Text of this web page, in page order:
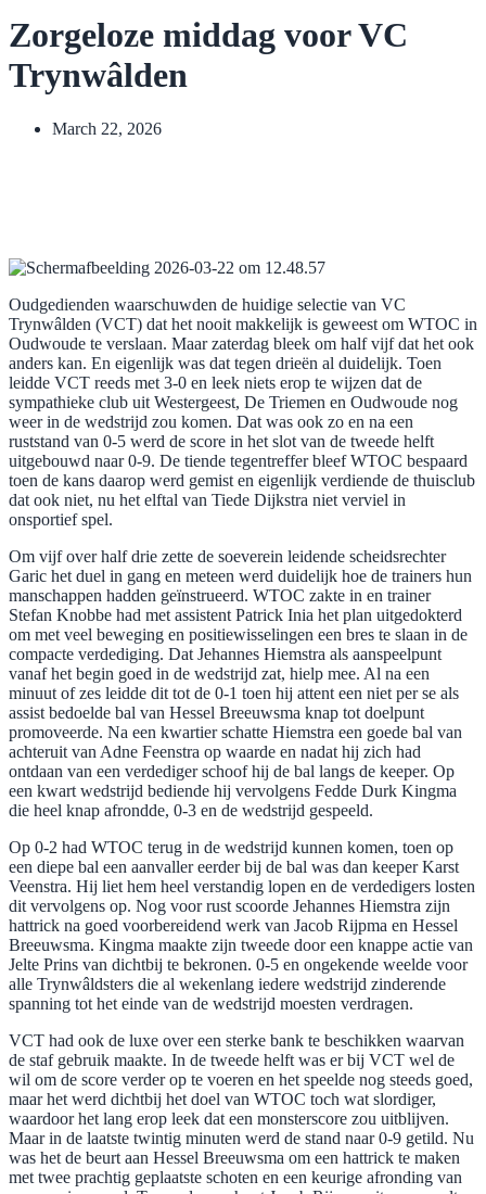
Zorgeloze middag voor VC
Trynwâlden
March 22, 2026
Oudgedienden waarschuwden de huidige selectie van VC
Trynwâlden (VCT) dat het nooit makkelijk is geweest om WTOC in
Oudwoude te verslaan. Maar zaterdag bleek om half vijf dat het ook
anders kan. En eigenlijk was dat tegen drieën al duidelijk. Toen
leidde VCT reeds met 3-0 en leek niets erop te wijzen dat de
sympathieke club uit Westergeest, De Triemen en Oudwoude nog
weer in de wedstrijd zou komen. Dat was ook zo en na een
ruststand van 0-5 werd de score in het slot van de tweede helft
uitgebouwd naar 0-9. De tiende tegentreffer bleef WTOC bespaard
toen de kans daarop werd gemist en eigenlijk verdiende de thuisclub
dat ook niet, nu het elftal van Tiede Dijkstra niet verviel in
onsportief spel.
Om vijf over half drie zette de soeverein leidende scheidsrechter
Garic het duel in gang en meteen werd duidelijk hoe de trainers hun
manschappen hadden geïnstrueerd. WTOC zakte in en trainer
Stefan Knobbe had met assistent Patrick Inia het plan uitgedokterd
om met veel beweging en positiewisselingen een bres te slaan in de
compacte verdediging. Dat Jehannes Hiemstra als aanspeelpunt
vanaf het begin goed in de wedstrijd zat, hielp mee. Al na een
minuut of zes leidde dit tot de 0-1 toen hij attent een niet per se als
assist bedoelde bal van Hessel Breeuwsma knap tot doelpunt
promoveerde. Na een kwartier schatte Hiemstra een goede bal van
achteruit van Adne Feenstra op waarde en nadat hij zich had
ontdaan van een verdediger schoof hij de bal langs de keeper. Op
een kwart wedstrijd bediende hij vervolgens Fedde Durk Kingma
die heel knap afrondde, 0-3 en de wedstrijd gespeeld.
Op 0-2 had WTOC terug in de wedstrijd kunnen komen, toen op
een diepe bal een aanvaller eerder bij de bal was dan keeper Karst
Veenstra. Hij liet hem heel verstandig lopen en de verdedigers losten
dit vervolgens op. Nog voor rust scoorde Jehannes Hiemstra zijn
hattrick na goed voorbereidend werk van Jacob Rijpma en Hessel
Breeuwsma. Kingma maakte zijn tweede door een knappe actie van
Jelte Prins van dichtbij te bekronen. 0-5 en ongekende weelde voor
alle Trynwâldsters die al wekenlang iedere wedstrijd zinderende
spanning tot het einde van de wedstrijd moesten verdragen.
VCT had ook de luxe over een sterke bank te beschikken waarvan
de staf gebruik maakte. In de tweede helft was er bij VCT wel de
wil om de score verder op te voeren en het speelde nog steeds goed,
maar het werd dichtbij het doel van WTOC toch wat slordiger,
waardoor het lang erop leek dat een monsterscore zou uitblijven.
Maar in de laatste twintig minuten werd de stand naar 0-9 getild. Nu
was het de beurt aan Hessel Breeuwsma om een hattrick te maken
met twee prachtig geplaatste schoten en een keurige afronding van